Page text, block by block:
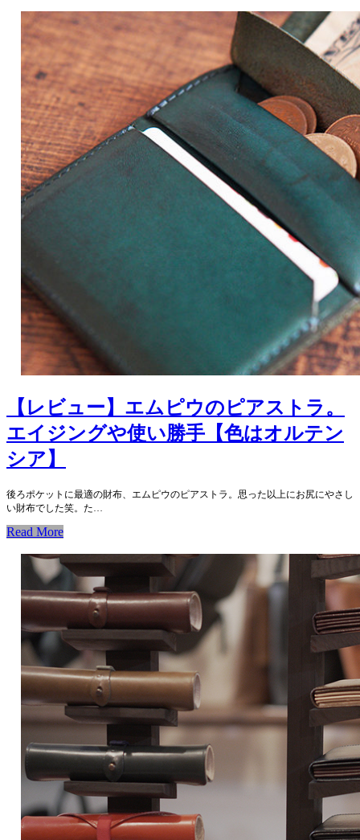
【レビュー】エムピウのピアストラ。
エイジングや使い勝手【色はオルテン
シア】
後ろポケットに最適の財布、エムピウのピアストラ。思った以上にお尻にやさし
い財布でした笑。た…
Read More